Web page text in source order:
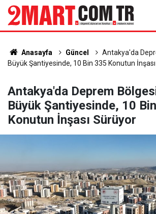
Anasayfa Güncel
Antakya'da
Büyük Şantiyesinde, 10 Bin 335 Konutun
Antakya'da Deprem
Büyük Şantiyesinde, 10
Konutun İnşası Sürüyor